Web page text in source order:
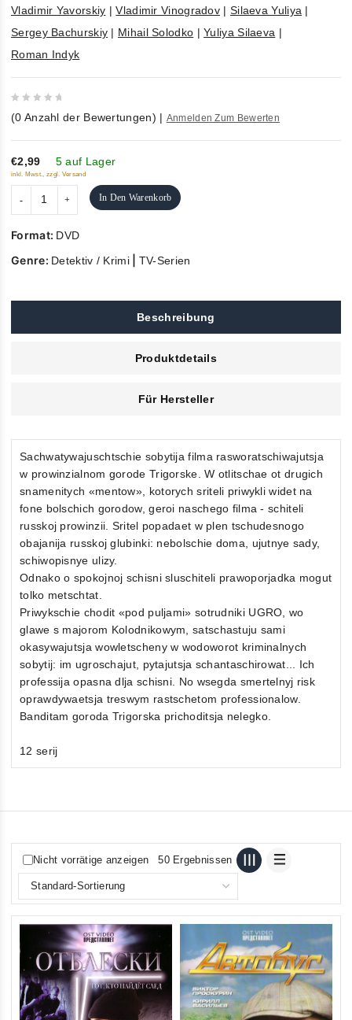
Vladimir Yavorskiy |Vladimir Vinogradov | Silaeva Yuliya |
Sergey Bachurskiy | Mihail Solodko |Yuliya Silaeva |
Roman Indyk
out
of
5
(0 Anzahl der Bewertungen) | Anmelden Zum Bewerten
€2,99 5 auf Lager
inkl. Mwst., zzgl. Versand
In Den Warenkorb
Format: DVD
Genre: Detektiv / Krimi| TV-Serien
Beschreibung
Produktdetails
Für Hersteller
Sachwatywajuschtschie sobytija filma rasworatschiwajutsja
w prowinzialnom gorode Trigorske. W otlitschae ot drugich
snamenitych «mentow», kotorych sriteli priwykli widet na
fone bolschich gorodow, geroi naschego filma - schiteli
russkoj prowinzii. Sritel popadaet w plen tschudesnogo
obajanija russkoj glubinki: nebolschie doma, ujutnye sady,
schiwopisnye ulizy.
Odnako o spokojnoj schisni sluschiteli prawoporjadka mogut
tolko metschtat.
Priwykschie chodit «pod puljami» sotrudniki UGRO, wo
glawe s majorom Kolodnikowym, satschastuju sami
okasywajutsja wowletscheny w wodoworot kriminalnych
sobytij: im ugroschajut, pytajutsja schantaschirowat... Ich
professija opasna dlja schisni. No wsegda smertelnyj risk
oprawdywaetsja treswym rastschetom professionalow.
Banditam goroda Trigorska prichoditsja nelegko.
12 serij
Nicht vorrätige anzeigen 50 Ergebnissen